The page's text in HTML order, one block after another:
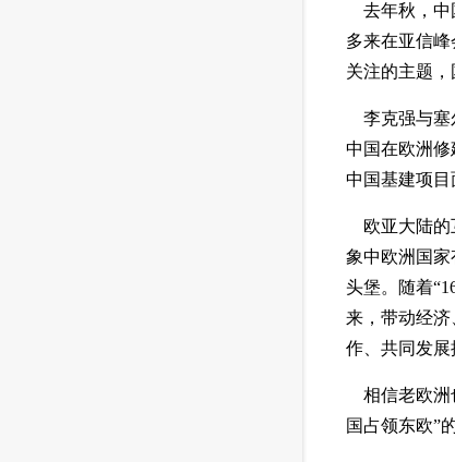
去年秋，中
多来在亚信
关注的主题，
李克强与塞
中国在欧洲
中国基建项目
欧亚大陆的
象中欧洲国家
头堡。随着
来，带动经
作、共同发展
相信老欧洲
国占领东欧”